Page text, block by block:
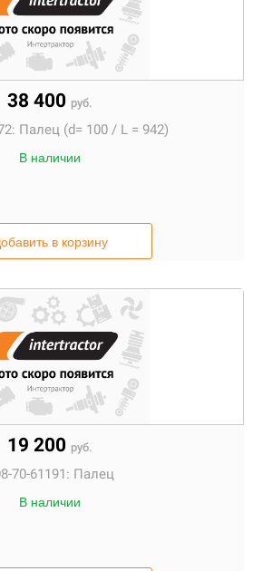
38 400 руб.
Палец (d= 100 / L = 942)
В наличии
в корзину
19 200 руб.
70-61191: Палец
В наличии